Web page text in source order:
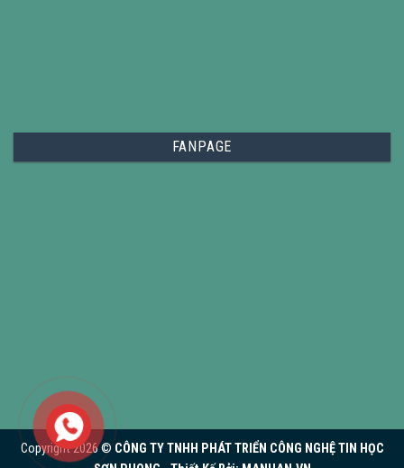
FANPAGE
Copyright 2026 © CÔNG TY TNHH PHÁT TRIỂN CÔNG NGHỆ TIN HỌC